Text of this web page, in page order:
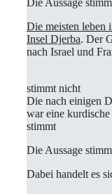
Die meisten leben
Insel Djerba. Der
nach Israel und
stimmt nicht
Die nach einigen
war eine kurdische
stimmt
Die Aussage
Dabei handelt es